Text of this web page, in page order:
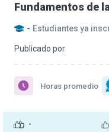
Fundamentos de
- Estudiantes ya
Publicado por
-
Horas promedio